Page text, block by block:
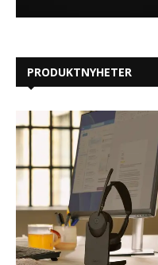
PRODUKTNYHETER